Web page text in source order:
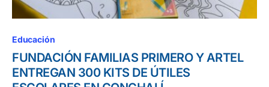
Educación
FUNDACIÓN FAMILIAS PRIMERO Y ARTEL
ENTREGAN 300 KITS DE ÚTILES